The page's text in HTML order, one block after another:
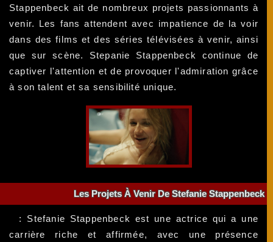
Stappenbeck ait de nombreux projets passionnants à
venir. Les fans attendent avec impatience de la voir
dans des films et des séries télévisées à venir, ainsi
que sur scène. Stepanie Stappenbeck continue de
captiver l'attention et de provoquer l'admiration grâce
à son talent et sa sensibilité unique.
Les Projets À Venir De Stefanie Stappenbeck
: Stefanie Stappenbeck est une actrice qui a une
carrière riche et affirmée, avec une présence